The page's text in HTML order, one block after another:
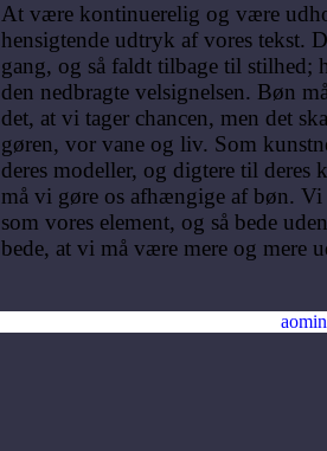
At være kontinuerelig og være
hensigtende udtryk af vores tekst.
gang, og så faldt tilbage til stilhed;
den nedbragte velsignelsen. Bøn
det, at vi tager chancen, men det
gøren, vor vane og liv. Som
deres modeller, og digtere til deres
må vi gøre os afhængige af bøn.
som vores element, og så bede
bede, at vi må være mere og mere